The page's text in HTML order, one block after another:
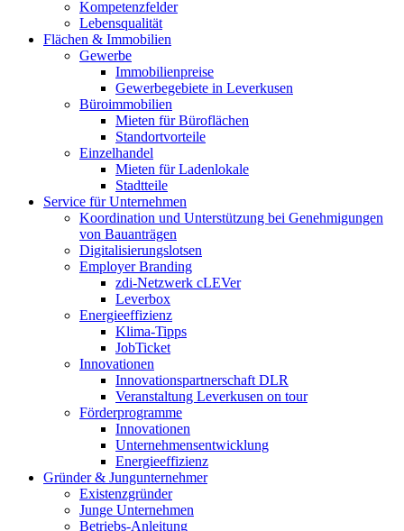
Kompetenzfelder
Lebensqualität
Flächen & Immobilien
Gewerbe
Immobilienpreise
Gewerbegebiete in Leverkusen
Büroimmobilien
Mieten für Büroflächen
Standortvorteile
Einzelhandel
Mieten für Ladenlokale
Stadtteile
Service für Unternehmen
Koordination und Unterstützung bei Genehmigungen
von Bauanträgen
Digitalisierungslotsen
Employer Branding
zdi-Netzwerk cLEVer
Leverbox
Energieeffizienz
Klima-Tipps
JobTicket
Innovationen
Innovationspartnerschaft DLR
Veranstaltung Leverkusen on tour
Förderprogramme
Innovationen
Unternehmensentwicklung
Energieeffizienz
Gründer & Jungunternehmer
Existenzgründer
Junge Unternehmen
Betriebs-Anleitung